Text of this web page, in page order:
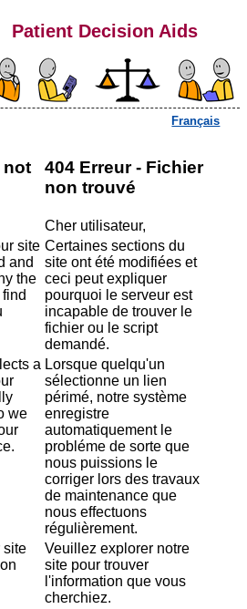
Patient Decision Aids
Français
not
404 Erreur - Fichier
non trouvé
Cher utilisateur,
site
and
the
Certaines sections du
site ont été modifiées et
ceci peut expliquer
pourquoi le serveur est
incapable de trouver le
fichier ou le script
demandé.
a
we
Lorsque quelqu'un
sélectionne un lien
périmé, notre système
enregistre
automatiquement le
probléme de sorte que
nous puissions le
corriger lors des travaux
de maintenance que
nous effectuons
régulièrement.
site
Veuillez explorer notre
site pour trouver
l'information que vous
cherchiez.